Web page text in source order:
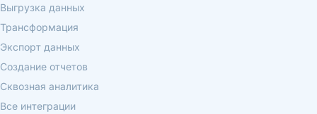
Выгрузка данных
Трансформация
Экспорт данных
Создание отчетов
Сквозная аналитика
Все интеграции